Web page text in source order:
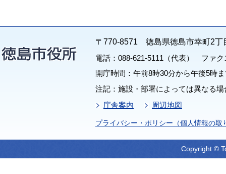
〒770-8571 徳島県徳島市幸町2丁
電話：088-621-5111（代表） ファク
開庁時間：午前8時30分から午後5時
注記：施設・部署によっては異なる
庁舎案内
周辺地図
プライバシー・ポリシー（個人情報の取
Copyright ©